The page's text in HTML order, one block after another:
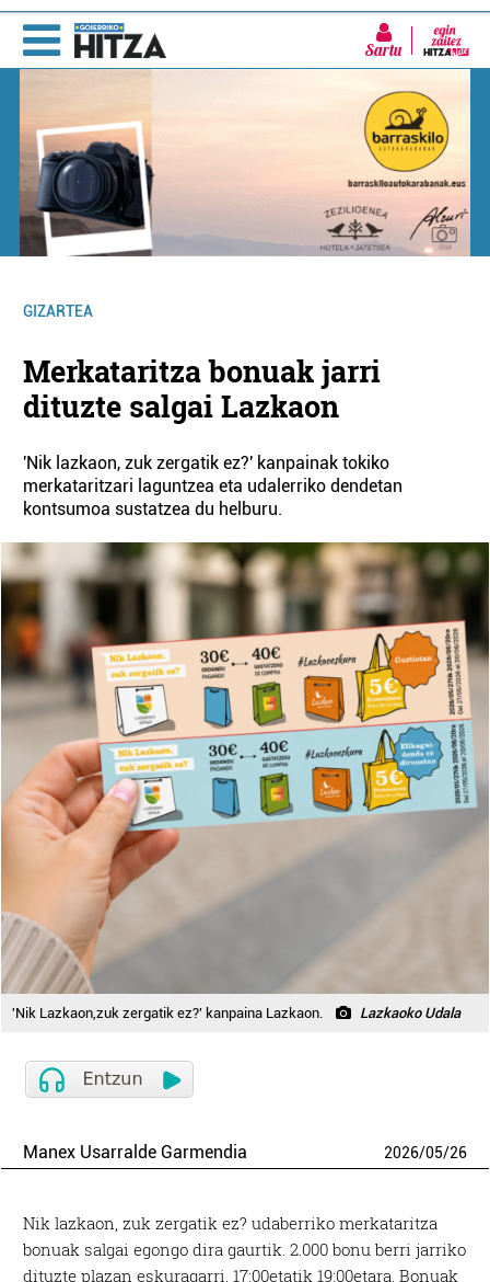
Sartu
GIZARTEA
Merkataritza bonuak jarri
dituzte salgai Lazkaon
'Nik lazkaon, zuk zergatik ez?' kanpainak tokiko
merkataritzari laguntzea eta udalerriko dendetan
kontsumoa sustatzea du helburu.
'Nik Lazkaon,zuk zergatik ez?' kanpaina Lazkaon. Lazkaoko Udala
Manex Usarralde Garmendia 2026/05/26
Nik lazkaon, zuk zergatik ez? udaberriko merkataritza
bonuak salgai egongo dira gaurtik. 2.000 bonu berri jarriko
dituzte plazan eskuragarri, 17:00etatik 19:00etara. Bonuak